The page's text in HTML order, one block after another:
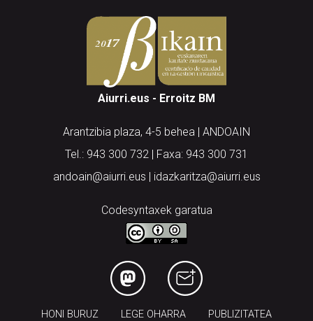
Aiurri.eus - Erroitz BM
Arantzibia plaza, 4-5 behea | ANDOAIN
Tel.: 943 300 732 | Faxa: 943 300 731
andoain@aiurri.eus | idazkaritza@aiurri.eus
Codesyntaxek garatua
HONI BURUZ LEGE OHARRA PUBLIZITATEA